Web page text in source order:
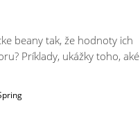
beany tak, že hodnoty ich
Príklady, ukážky toho, aké